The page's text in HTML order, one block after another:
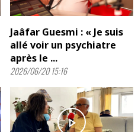
Jaâfar Guesmi : « Je suis
allé voir un psychiatre
après le ...
2026/06/20 15:16
play_arrow